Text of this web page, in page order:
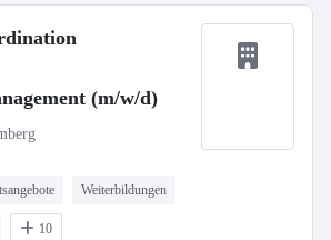
(m/w/d)
Weiterbildungen
10